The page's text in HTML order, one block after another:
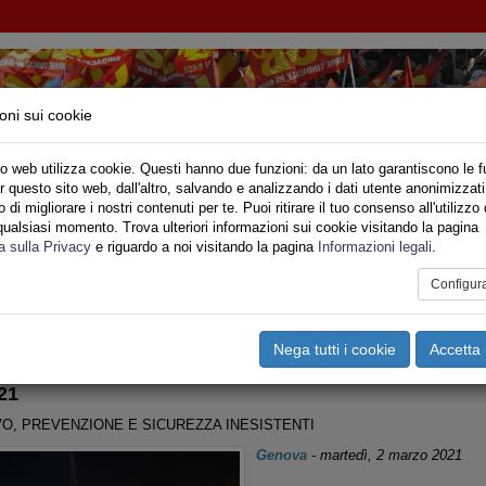
SINDACALE DI BASE SETTORE VIGILI DEL
Privato Territori Sociale Speciali Multimedia
PREVENZIONE E SICUREZZA INESISTENTI
Genova- martedì, 2 marzo 2021
sui cookie
web utilizza cookie. Questi hanno due funzioni: da un lato garantiscono le
questo sito web, dall'altro, salvando e analizzando i dati utente
di migliorare i nostri contenuti per te. Puoi ritirare il tuo consenso all'utilizzo
momento. Trova ulteriori informazioni sui cookie visitando la pagina
sulla Privacy e riguardo a noi visitando la pagina Informazioni legali.
Nega tutti i cookie Accetta